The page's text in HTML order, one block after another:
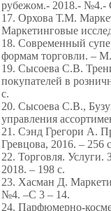
рубежом.- 2018.- №4.-
17. Орхова Т.М.
Маркетинговые
18. Современный
формам торговли. –
19. Сысоева С.В.
покупателей в
с.
20. Сысоева С.В.,
управления
21. Сэнд Грегори А.
Гревцова, 2016. – 256
22. Торговля. Услуги.
2018. – 198 с.
23. Хасман Д.
№4. –С 3 – 14.
24. Парфюмерно-